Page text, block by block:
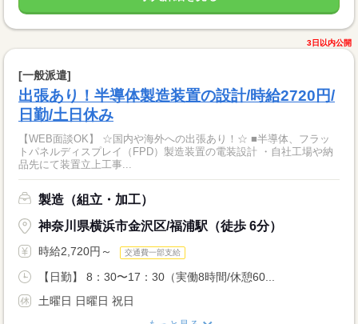
3日以内公開
[一般派遣]
出張あり！半導体製造装置の設計/時給2720円/
日勤/土日休み
【WEB面談OK】 ☆国内や海外への出張あり！☆ ■半導体、フラッ
トパネルディスプレイ（FPD）製造装置の電装設計 ・自社工場や納
品先にて装置立上工事...
製造（組立・加工）
神奈川県横浜市金沢区/福浦駅（徒歩 6分）
時給2,720円～ 交通費一部支給
【日勤】 8：30〜17：30（実働8時間/休憩60...
土曜日 日曜日 祝日